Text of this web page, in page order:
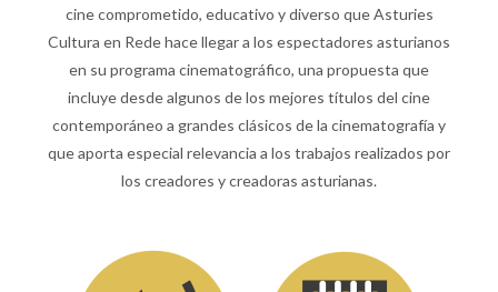
cine comprometido, educativo y diverso que Asturies
Cultura en Rede hace llegar a los espectadores asturianos
en su programa cinematográfico, una propuesta que
incluye desde algunos de los mejores títulos del cine
contemporáneo a grandes clásicos de la cinematografía y
que aporta especial relevancia a los trabajos realizados por
los creadores y creadoras asturianas.